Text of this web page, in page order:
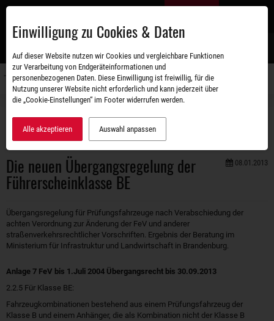
Zum
Die neuen Übergangsregelung der Führerscheinklasse BE
08.01.2013
Die neuen Übergangsregelung der
Führerscheinklasse BE
Übergangsregelung für Prüfungsfahrzeuge nach Verabschiedung der
achten Verordnung zur Änderung der FeV und anderer
straßenverkehrsrechtlicher Vorschriften. Ergebnis der Beratung im
Ministerium für Infrastruktur und Landwirtschaft in Brandenburg.
Anlage 7 FeV bis 1.Juli 2004 Übergangsrecht bis 30.09.2013
2.2.5 Für Klasse BE:
Fahrzeugkombinationen bestehend aus einem Prüfungsfahrzeug der
Klasse B und einem Anhänger, die als Kombination nicht der Klasse B
Einwilligung zu Cookies & Daten
Auf dieser Website nutzen wir Cookies und vergleichbare Funktionen
zur Verarbeitung von Endgeräteinformationen und
personenbezogenen Daten. Diese Einwilligung ist freiwillig, für die
Nutzung unserer Website nicht erforderlich und kann jederzeit über
die „Cookie-Einstellungen“ im Footer widerrufen werden.
Alle akzeptieren Auswahl anpassen